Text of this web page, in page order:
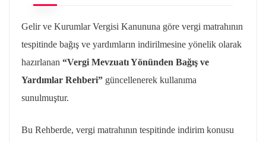
Gelir ve Kurumlar Vergisi Kanununa göre vergi matrahının
tespitinde bağış ve yardımların indirilmesine yönelik olarak
hazırlanan “Vergi Mevzuatı Yönünden Bağış ve
Yardımlar Rehberi” güncellenerek kullanıma
sunulmuştur.
Bu Rehberde, vergi matrahının tespitinde indirim konusu